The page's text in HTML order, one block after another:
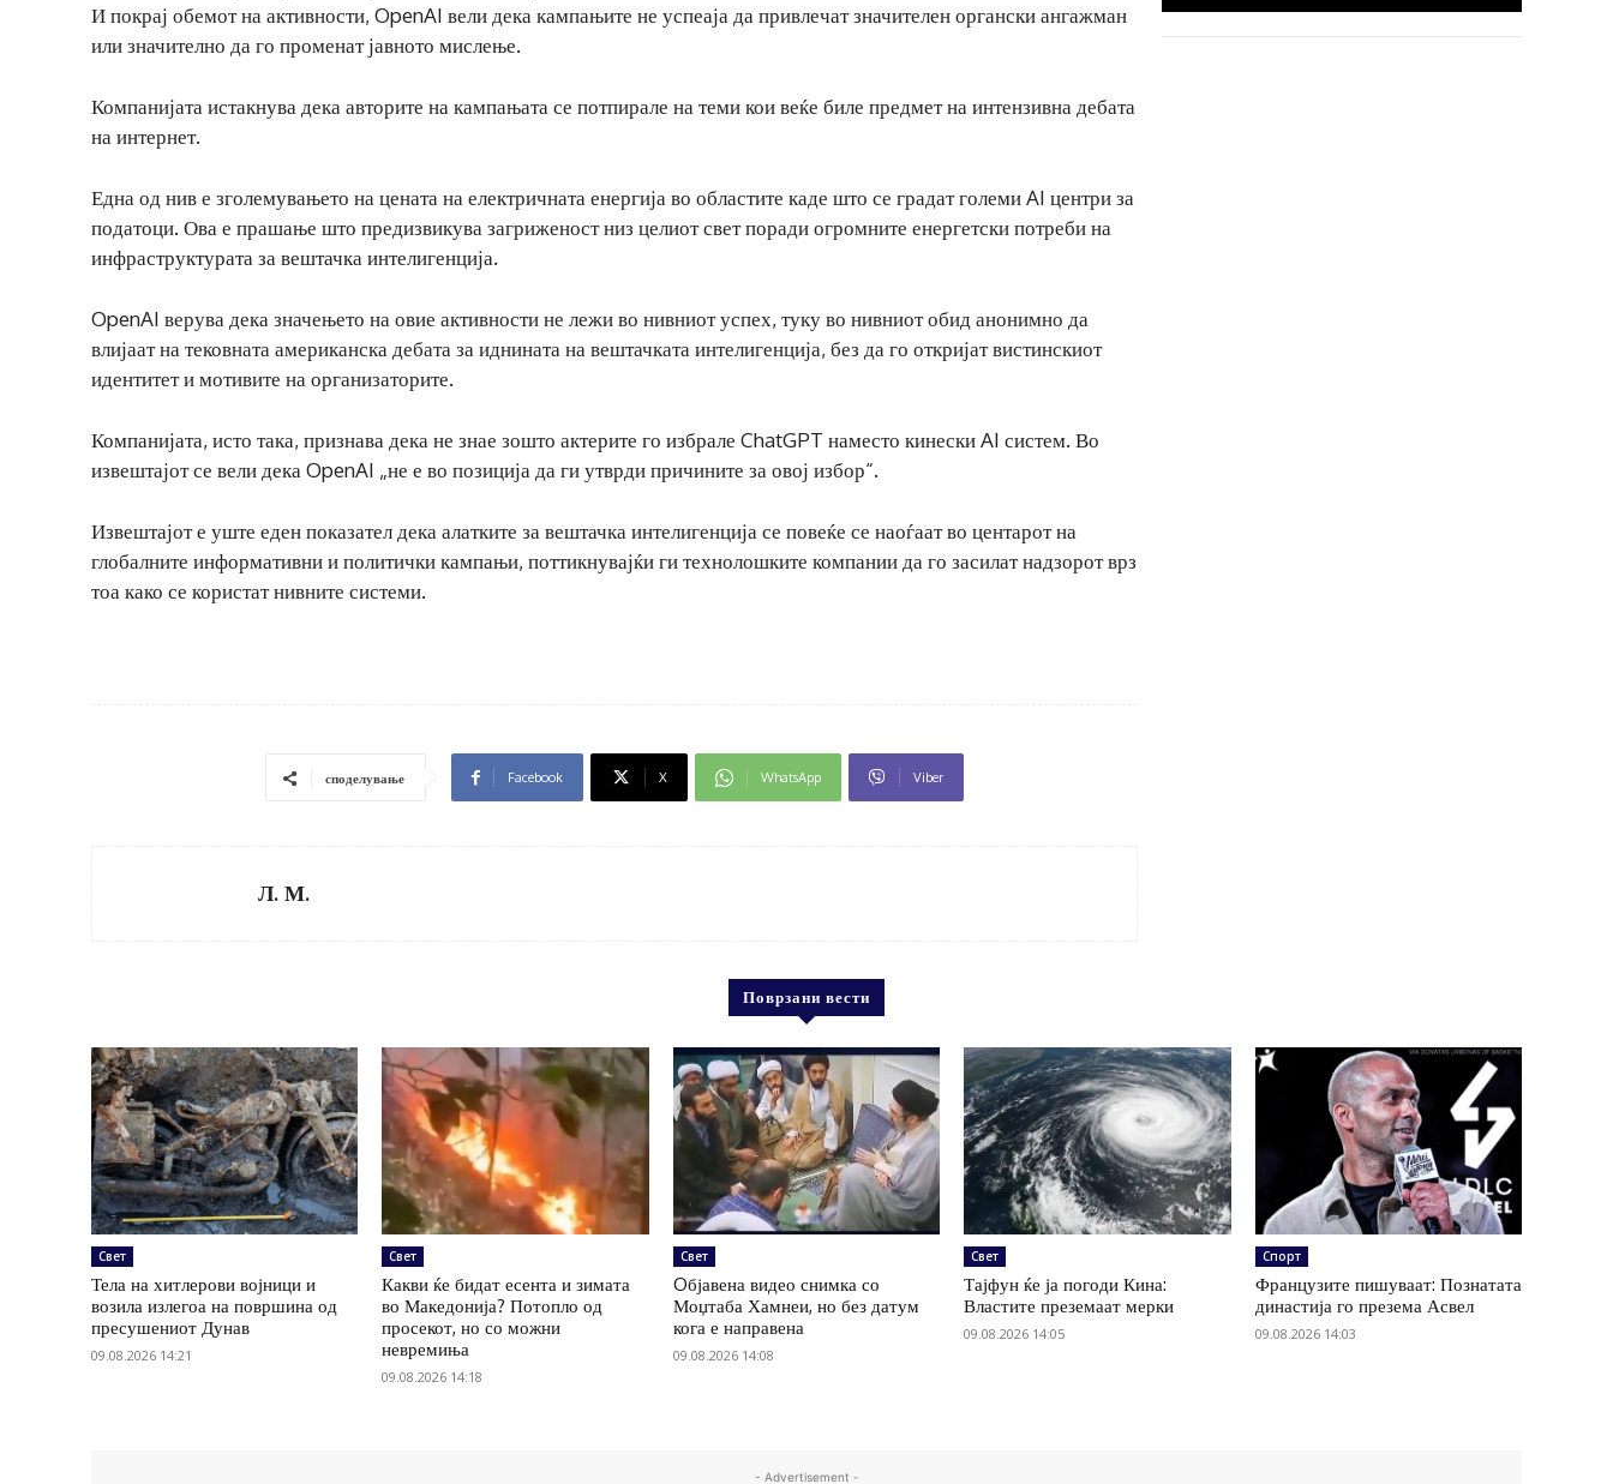
И покрај обемот на активности, OpenAI вели дека кампањите не успеаја да привлечат значителен органски ангажман
или значително да го променат јавното мислење.
Компанијата истакнува дека авторите на кампањата се потпирале на теми кои веќе биле предмет на интензивна дебата
на интернет.
Една од нив е зголемувањето на цената на електричната енергија во областите каде што се градат големи AI центри за
податоци. Ова е прашање што предизвикува загриженост низ целиот свет поради огромните енергетски потреби на
инфраструктурата за вештачка интелигенција.
OpenAI верува дека значењето на овие активности не лежи во нивниот успех, туку во нивниот обид анонимно да
влијаат на тековната американска дебата за иднината на вештачката интелигенција, без да го откријат вистинскиот
идентитет и мотивите на организаторите.
Компанијата, исто така, признава дека не знае зошто актерите го избрале ChatGPT наместо кинески AI систем. Во
извештајот се вели дека OpenAI „не е во позиција да ги утврди причините за овој избор“.
Извештајот е уште еден показател дека алатките за вештачка интелигенција се повеќе се наоѓаат во центарот на
глобалните информативни и политички кампањи, поттикнувајќи ги технолошките компании да го засилат надзорот врз
тоа како се користат нивните системи.
споделување Facebook X WhatsApp Viber
Л. М.
Поврзани вести
Свет
Тела на хитлерови војници и
возила излегоа на површина од
пресушениот Дунав
09.08.2026 14:21
Свет
Какви ќе бидат есента и зимата
во Македонија? Потопло од
просекот, но со можни
невремиња
09.08.2026 14:18
Свет
Oбјавена видео снимка со
Моџтаба Хамнеи, но без датум
кога е направена
09.08.2026 14:08
Свет
Тајфун ќе ја погоди Кина:
Властите преземаат мерки
09.08.2026 14:05
Спорт
Французите пишуваат: Познатата
династија го презема Асвел
09.08.2026 14:03
- Advertisement -